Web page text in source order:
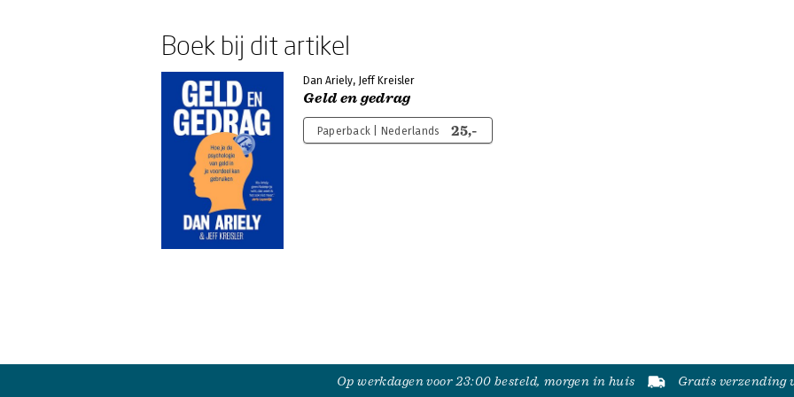
Boek bij dit artikel
Dan Ariely, Jeff Kreisler
Geld en gedrag
Paperback | Nederlands 25,-
Op werkdagen voor 23:00 besteld, morgen in huis Gratis verzending